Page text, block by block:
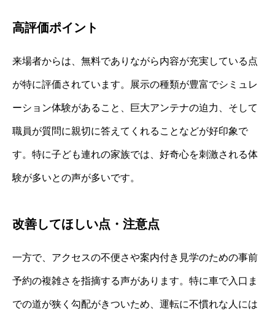
高評価ポイント
来場者からは、無料でありながら内容が充実している点
が特に評価されています。展示の種類が豊富でシミュレ
ーション体験があること、巨大アンテナの迫力、そして
職員が質問に親切に答えてくれることなどが好印象で
す。特に子ども連れの家族では、好奇心を刺激される体
験が多いとの声が多いです。
改善してほしい点・注意点
一方で、アクセスの不便さや案内付き見学のための事前
予約の複雑さを指摘する声があります。特に車で入口ま
での道が狭く勾配がきついため、運転に不慣れな人には